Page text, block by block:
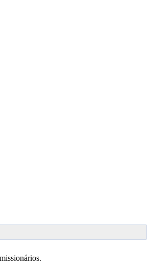
missionários.